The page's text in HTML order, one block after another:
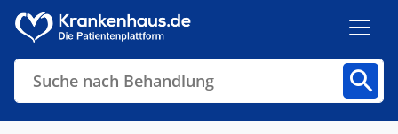
Suche nach Behandlung